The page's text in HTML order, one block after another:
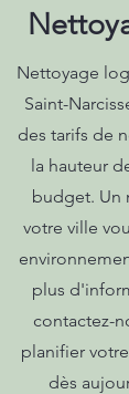
Nettoyage
Saint-
des tarifs de
la hauteur
budget. Un
votre ville
plus
contactez-
planifier
dès